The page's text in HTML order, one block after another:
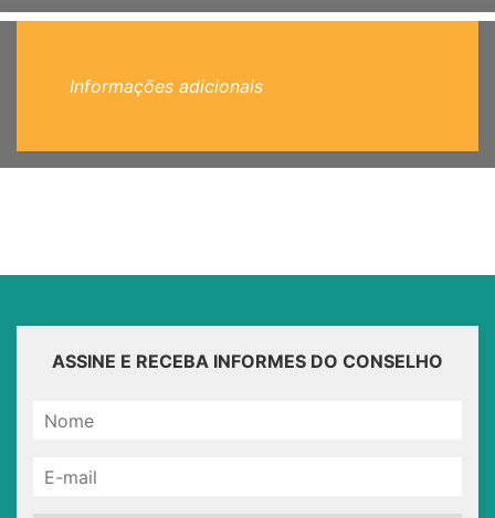
Informações adicionais
ASSINE E RECEBA INFORMES DO CONSELHO